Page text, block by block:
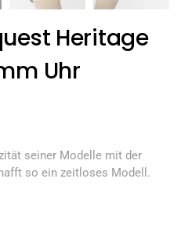
Heritage
Uhr
seiner Modelle mit der
so ein zeitloses Modell.